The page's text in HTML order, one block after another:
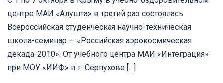
центре МАИ «Алушта» в третий раз состоялась
Всероссийская студенческая научно-техническая
школа-семинар — «Российская аэрокосмическая
декада-2010». От учебного центра МАИ «Интеграция»
при МОУ «ИИФ» в г. Серпухове […]